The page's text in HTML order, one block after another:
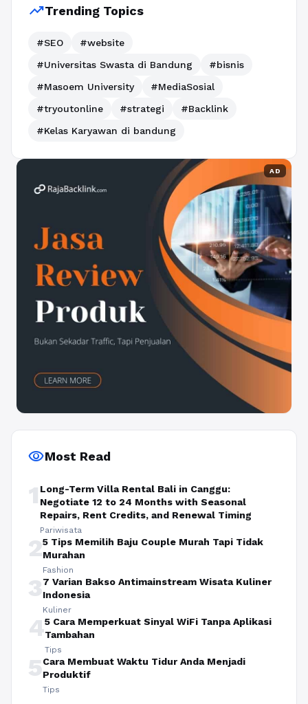
trending_upTrending Topics
#SEO
#website
#Universitas Swasta di Bandung
#bisnis
#Masoem University
#MediaSosial
#tryoutonline
#strategi
#Backlink
#Kelas Karyawan di bandung
AD
visibilityMost Read
1 Long-Term Villa Rental Bali in Canggu:
Negotiate 12 to 24 Months with Seasonal
Repairs, Rent Credits, and Renewal Timing
Pariwisata
25 Tips Memilih Baju Couple Murah Tapi Tidak
Murahan
Fashion
37 Varian Bakso Antimainstream Wisata Kuliner
Indonesia
Kuliner
45 Cara Memperkuat Sinyal WiFi Tanpa Aplikasi
Tambahan
Tips
5Cara Membuat Waktu Tidur Anda Menjadi
Produktif
Tips